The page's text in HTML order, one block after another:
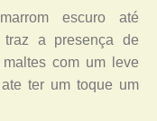
escuro até
traz a presença de
com um leve
ter um toque um